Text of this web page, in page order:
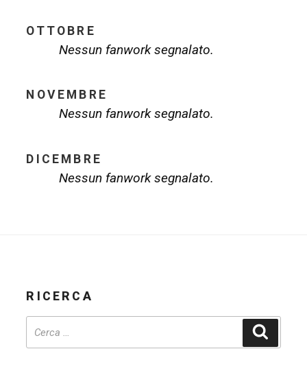
OTTOBRE
Nessun fanwork segnalato.
NOVEMBRE
Nessun fanwork segnalato.
DICEMBRE
Nessun fanwork segnalato.
RICERCA